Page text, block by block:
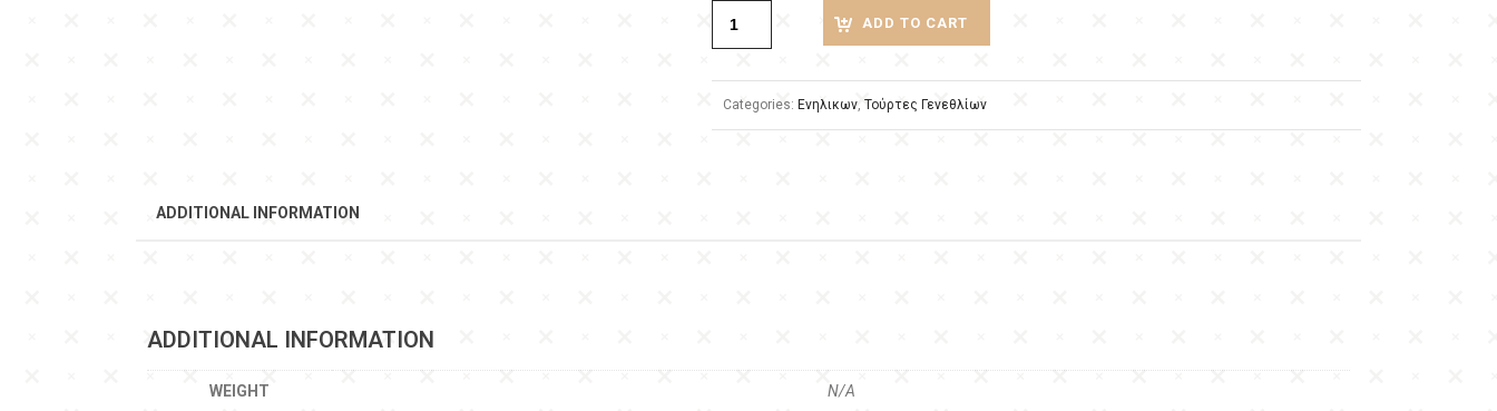
ADD TO CART
Categories: Ενηλικων, Τούρτες Γενεθλίων
ADDITIONAL INFORMATION
ADDITIONAL INFORMATION
WEIGHT N/A